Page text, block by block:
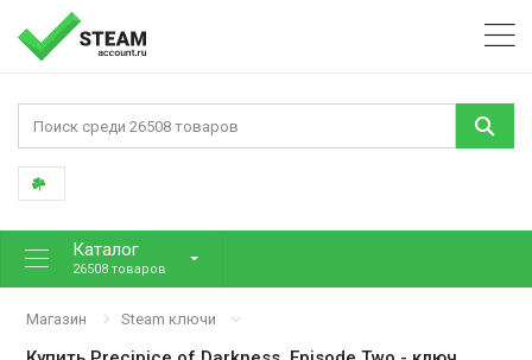
Каталог
26508 товаров
Магазин Steam ключи